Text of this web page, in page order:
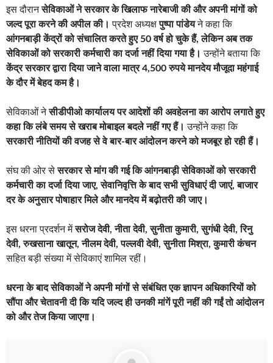
इस दौरानसेविकाओं ने सरकार के खिलाफ नारेबाजी की और अपनी मांगों को
जल्द पूरा करने की अपील की। प्रदेश अध्यक्षपुष्पा पांडेयने कहा कि
आंगनबाड़ी केंद्रों को संचालित करते हुए 50 वर्ष हो चुके हैं, लेकिन अब तक
सेविकाओं को सरकारी कर्मचारी का दर्जा नहीं दिया गया है। उन्होंने बताया कि
केंद्र सरकार द्वारा दिया जाने वाला मात्र 4,500 रुपये मानदेय मौजूदा महंगाई
के दौर में बेहद कम है।
सेविकाओं नेसीडीपीओ कार्यालय पर आदेशों की अवहेलना का आरोप लगाते हुए
कहा कि लंबे समय से खराब मोबाइल बदले नहीं गए हैं। उन्होंने कहा कि
सरकारी नीतियों की वजह से वे बार-बार आंदोलन करने को मजबूर हो रही हैं।
संघ की ओर सेसरकार से मांग की गई कि आंगनबाड़ी सेविकाओं को सरकारी
कर्मचारी का दर्जा दिया जाए, सेवानिवृत्ति के बाद सभी सुविधाएं दी जाएं, बाजार
दर के अनुसार पोषाहार मिले और मानदेय में बढ़ोतरी की जाए।
इस धरना प्रदर्शन मेंसरोज देवी, नीता देवी, सुनीता कुमारी, सुगंधी देवी, रिनु
देवी, रुखसाना खातून, नीलम देवी, पल्लवी देवी, सुनीता मिश्रा, कुमारी कंचन
सहित बड़ी संख्या में सेविकाएं शामिल रहीं।
धरना के बाद सेविकाओं ने अपनी मांगों से संबंधित एक ज्ञापन अधिकारियों को
सौंपा और चेतावनी दी कि यदि जल्द ही उनकी मांगें पूरी नहीं की गईं तो आंदोलन
को और तेज किया जाएगा।